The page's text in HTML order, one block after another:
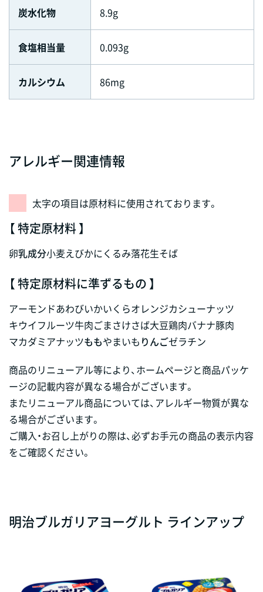
炭水化物 8.9g
食塩相当量 0.093g
カルシウム 86mg
アレルギー関連情報
太字の項目は原材料に使用されております。
【 特定原材料 】
卵乳成分小麦えびかにくるみ落花生そば
【 特定原材料に準ずるもの 】
アーモンドあわびいかいくらオレンジカシューナッツ
キウイフルーツ牛肉ごまさけさば大豆鶏肉バナナ豚肉
マカダミアナッツももやまいも りんごゼラチン
商品のリニューアル等により、ホームページと商品パッケ
ージの記載内容が異なる場合がございます。
またリニューアル商品については、アレルギー物質が異な
る場合がございます。
ご購入・お召し上がりの際は、必ずお手元の商品の表示内容
をご確認ください。
明治ブルガリアヨーグルト ラインアップ